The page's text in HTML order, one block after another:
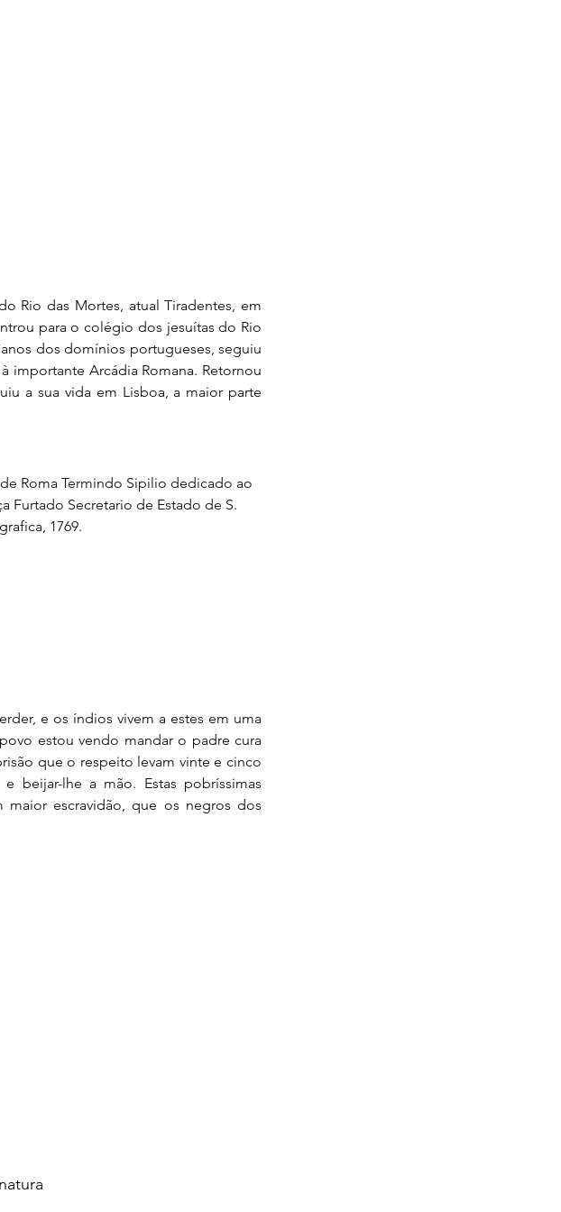
Rio das Mortes, atual Tiradentes, em
para o colégio dos jesuítas do Rio
dos domínios portugueses, seguiu
importante Arcádia Romana. Retornou
a sua vida em Lisboa, a maior parte
Roma Termindo Sipilio dedicado ao
Furtado Secretario de Estado de S.
1769.
e os índios vivem a estes em uma
estou vendo mandar o padre cura
que o respeito levam vinte e cinco
beijar-lhe a mão. Estas pobríssimas
escravidão, que os negros dos